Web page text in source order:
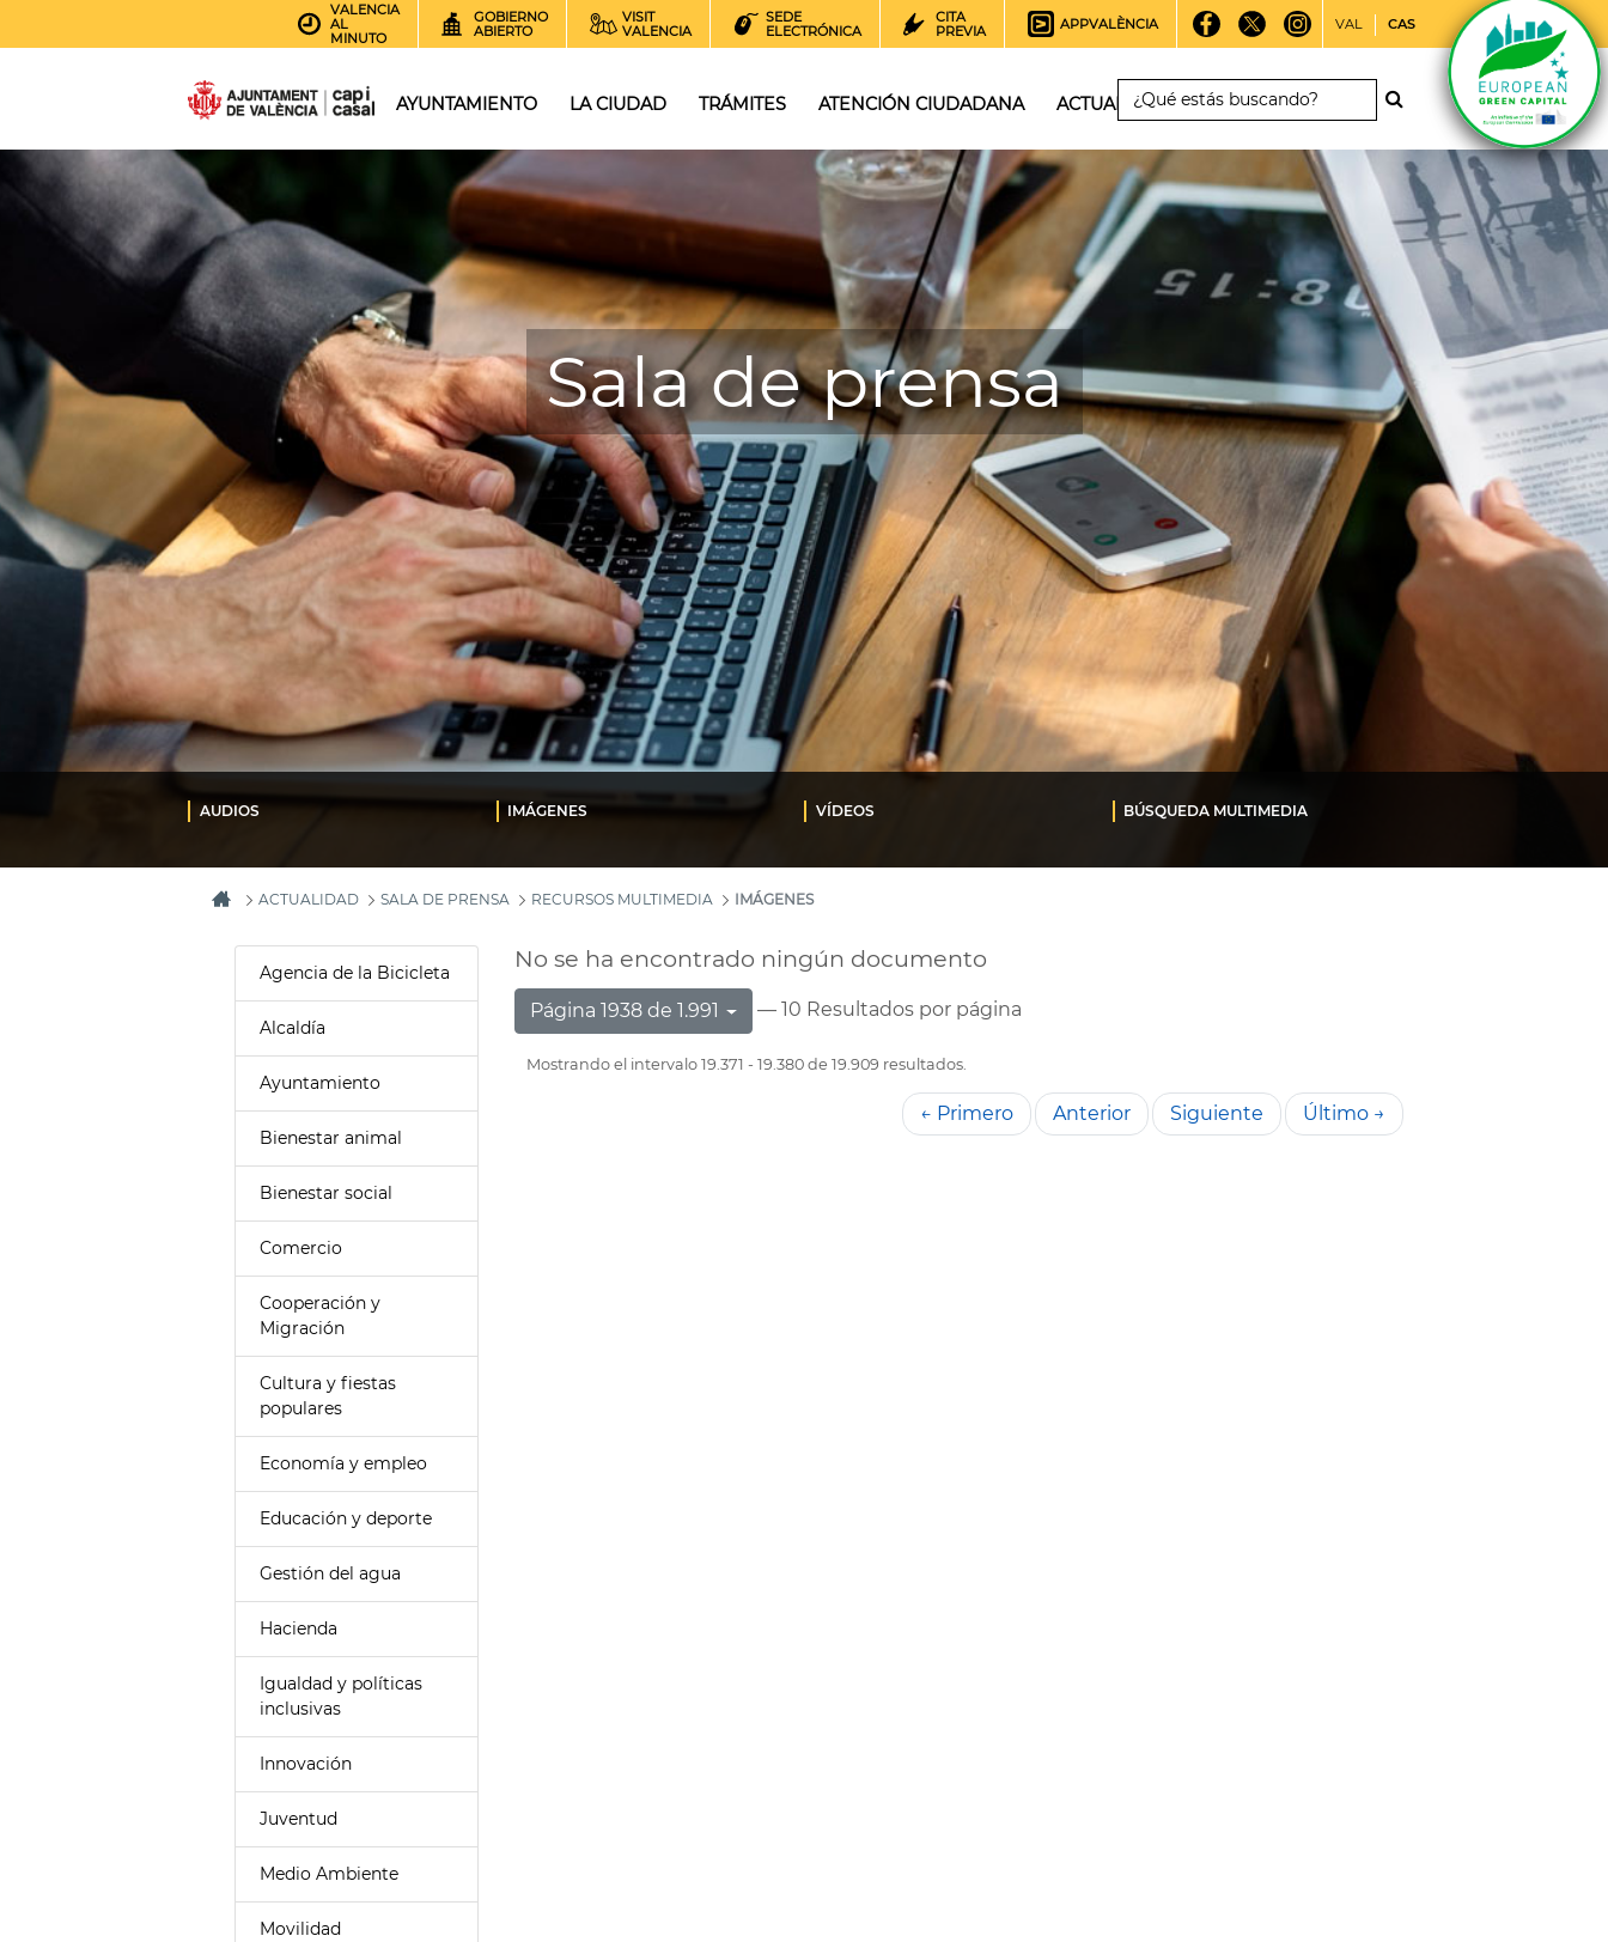
VALENCIA
AL
MINUTO
GOBIERNO
ABIERTO
VISIT
VALENCIA
SEDE
ELECTRÓNICA
CITA
PREVIA
APPVALÈNCIA VAL CAS
AYUNTAMIENTO LA CIUDAD TRÁMITES ATENCIÓN CIUDADANA ACTUALIDAD
Sala de prensa
AUDIOS IMÁGENES VÍDEOS BÚSQUEDA MULTIMEDIA
ACTUALIDAD SALA DE PRENSA RECURSOS MULTIMEDIA IMÁGENES
Agencia de la Bicicleta
Alcaldía
Ayuntamiento
Bienestar animal
Bienestar social
Comercio
Cooperación y
Migración
Cultura y fiestas
populares
Economía y empleo
Educación y deporte
Gestión del agua
Hacienda
Igualdad y políticas
inclusivas
Innovación
Juventud
Medio Ambiente
Movilidad
No se ha encontrado ningún documento
Página 1938 de 1.991 — 10 Resultados por página
Mostrando el intervalo 19.371 - 19.380 de 19.909 resultados.
← Primero Anterior Siguiente Último →